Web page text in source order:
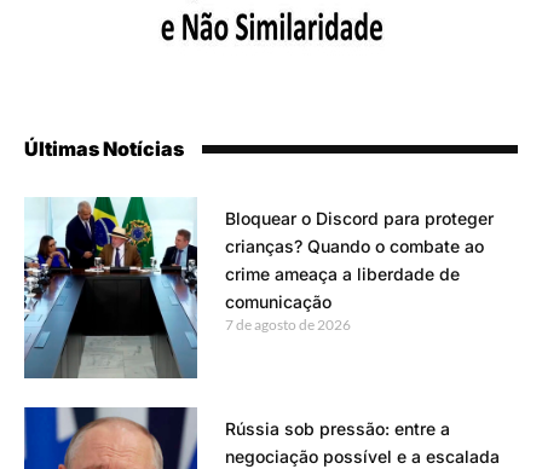
Últimas Notícias
Bloquear o Discord para proteger
crianças? Quando o combate ao
crime ameaça a liberdade de
comunicação
7 de agosto de 2026
Rússia sob pressão: entre a
negociação possível e a escalada